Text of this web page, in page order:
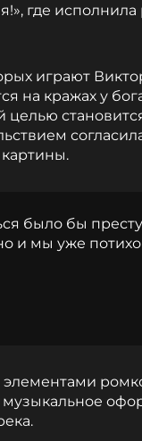
где исполнила
играют
на кражах у
было бы
и мы уже
элементами
музыкальное